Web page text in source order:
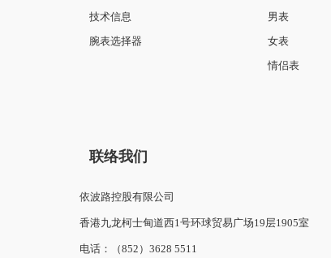
技术信息
腕表选择器
男表
女表
情侣表
联络我们
依波路控股有限公司
香港九龙柯士甸道西1号环球贸易广场19层1905室
电话：（852）3628 5511